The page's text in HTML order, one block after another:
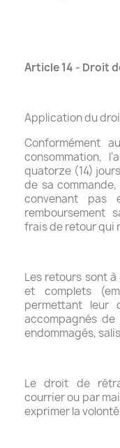
Article 14 - Droit
Application du
Conformément
consommation,
quatorze (14)
de sa
convenant pas
remboursement
frais de retour qui
Les retours sont
et complets
permettant leur
accompagnés
endommagés,
Le droit de
courrier ou par
exprimer la